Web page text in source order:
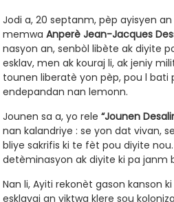
Jodi a, 20 septanm, pèp ayisyen
memwaAnperè Jean-Jacques
nasyon an, senbòl libète ak diyite
esklav, men ak kouraj li, ak jeniy
tounen liberatè yon pèp, pou l bati
endepandan nan lemonn.
Jounen sa a, yo rele“Jounen
nan kalandriye : se yon dat vivan,
bliye sakrifis ki te fèt pou diyite
detèminasyon ak diyite ki pa janm
Nan li, Ayiti rekonèt gason kanson
esklavaj an viktwa klere sou